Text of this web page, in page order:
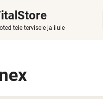
teie tervisele ja ilule